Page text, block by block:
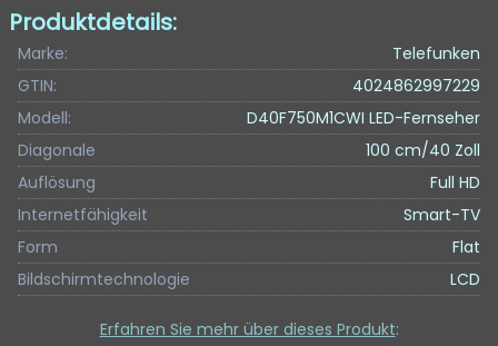
Produktdetails:
Marke:
Telefunken
GTIN:
4024862997229
Modell:
D40F750M1CWI LED-Fernseher
Diagonale
100 cm/40 Zoll
Auflösung
Full HD
Internetfähigkeit
Smart-TV
Form
Flat
Bildschirmtechnologie
LCD
Erfahren Sie mehr über dieses Produkt: